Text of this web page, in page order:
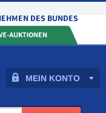
MEIN KONTO